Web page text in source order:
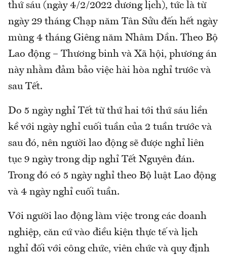
thứ sáu (ngày 4/2/2022 dương lịch), tức là từ
ngày 29 tháng Chạp năm Tân Sửu đến hết ngày
mùng 4 tháng Giêng năm Nhâm Dần. Theo Bộ
Lao động – Thương binh và Xã hội, phương án
này nhằm đảm bảo việc hài hòa nghỉ trước và
sau Tết.
Do 5 ngày nghỉ Tết từ thứ hai tới thứ sáu liền
kề với ngày nghỉ cuối tuần của 2 tuần trước và
sau đó, nên người lao động sẽ được nghỉ liên
tục 9 ngày trong dịp nghỉ Tết Nguyên đán.
Trong đó có 5 ngày nghỉ theo Bộ luật Lao động
và 4 ngày nghỉ cuối tuần.
Với người lao động làm việc trong các doanh
nghiệp, căn cứ vào điều kiện thực tế và lịch
nghỉ đối với công chức, viên chức và quy định